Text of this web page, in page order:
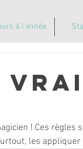
à l'année
vrai
! Ces règles
les appliquer